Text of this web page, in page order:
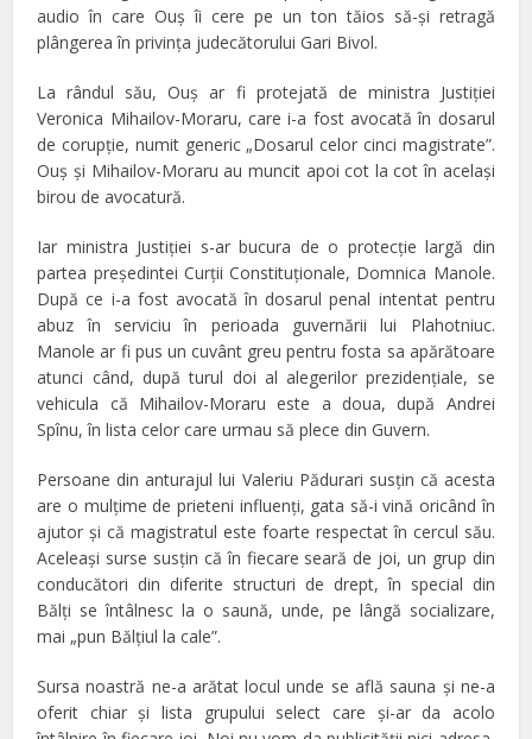
audio în care Ouş îi cere pe un ton tăios să-şi retragă
plângerea în privinţa judecătorului Gari Bivol.
La rândul său, Ouş ar fi protejată de ministra Justiţiei
Veronica Mihailov-Moraru, care i-a fost avocată în dosarul
de corupţie, numit generic „Dosarul celor cinci magistrate”.
Ouş şi Mihailov-Moraru au muncit apoi cot la cot în acelaşi
birou de avocatură.
Iar ministra Justiţiei s-ar bucura de o protecţie largă din
partea preşedintei Curţii Constituţionale, Domnica Manole.
După ce i-a fost avocată în dosarul penal intentat pentru
abuz în serviciu în perioada guvernării lui Plahotniuc.
Manole ar fi pus un cuvânt greu pentru fosta sa apărătoare
atunci când, după turul doi al alegerilor prezidenţiale, se
vehicula că Mihailov-Moraru este a doua, după Andrei
Spînu, în lista celor care urmau să plece din Guvern.
Persoane din anturajul lui Valeriu Pădurari susţin că acesta
are o mulţime de prieteni influenţi, gata să-i vină oricând în
ajutor şi că magistratul este foarte respectat în cercul său.
Aceleaşi surse susţin că în fiecare seară de joi, un grup din
conducători din diferite structuri de drept, în special din
Bălţi se întâlnesc la o saună, unde, pe lângă socializare,
mai „pun Bălţiul la cale”.
Sursa noastră ne-a arătat locul unde se află sauna şi ne-a
oferit chiar şi lista grupului select care şi-ar da acolo